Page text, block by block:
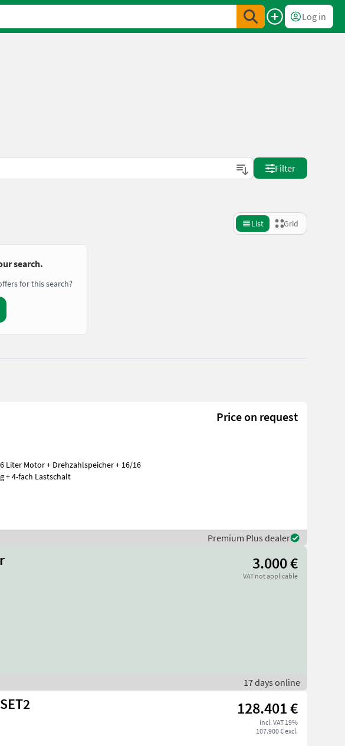
Log in
Filter
List Grid
search.
for this search?
Price on request
Liter Motor + Drehzahlspeicher + 16/16
+ 4-fach Lastschalt
Premium Plus dealer
3.000 €
VAT not applicable
17 days online
128.401 €
incl. VAT 19%
107.900 € excl.